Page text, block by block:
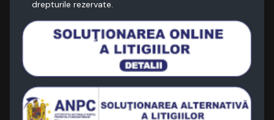
drepturile rezervate.